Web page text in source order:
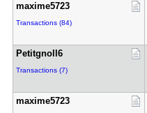
maxime5723
Transactions (84)
Petitgnoll​6
Transactions (7)
maxime5723